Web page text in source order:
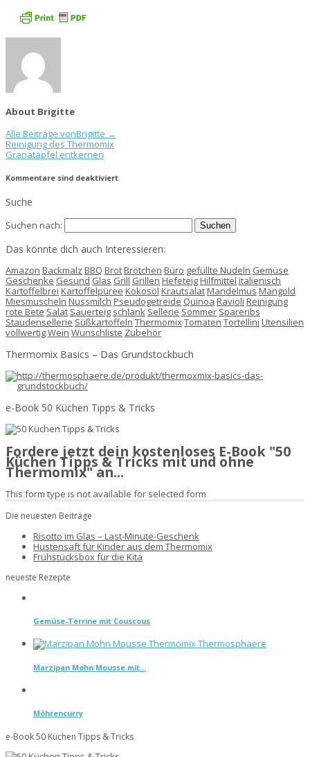
About Brigitte
Alle Beiträge vonBrigitte →
Reinigung des Thermomix
Granatapfel entkernen
Kommentare sind deaktiviert
Suche
Suchen nach:
Das könnte dich auch Interessieren:
Amazon Backmalz BBQ BrotBrötchen Büro gefüllte Nudeln Gemüse
Geschenke Gesund Glas Grill Grillen HefeteigHilfmittel italienisch
Kartoffelbrei Kartoffelpüree Kokosöl KrautsalatMandelmus Mangold
Miesmuscheln Nussmilch Pseudogetreide Quinoa Ravioli Reinigung
rote Bete Salat Sauerteig schlank Sellerie Sommer Spareribs
Staudensellerie Süßkartoffeln ThermomixTomaten Tortellini Utensilien
vollwertigWein Wunschliste Zubehör
Thermomix Basics – Das Grundstockbuch
e-Book 50 Küchen Tipps & Tricks
Fordere jetzt dein kostenloses E-Book "50
Küchen Tipps & Tricks mit und ohne
Thermomix" an...
This form type is not available for selected form
Die neuesten Beiträge
Risotto im Glas – Last-Minute-Geschenk
Hustensaft für Kinder aus dem Thermomix
Frühstücksbox für die Kita
neueste Rezepte
Gemüse-Terrine mit Couscous
Marzipan Mohn Mousse mit...
Möhrencurry
e-Book 50 Küchen Tipps & Tricks